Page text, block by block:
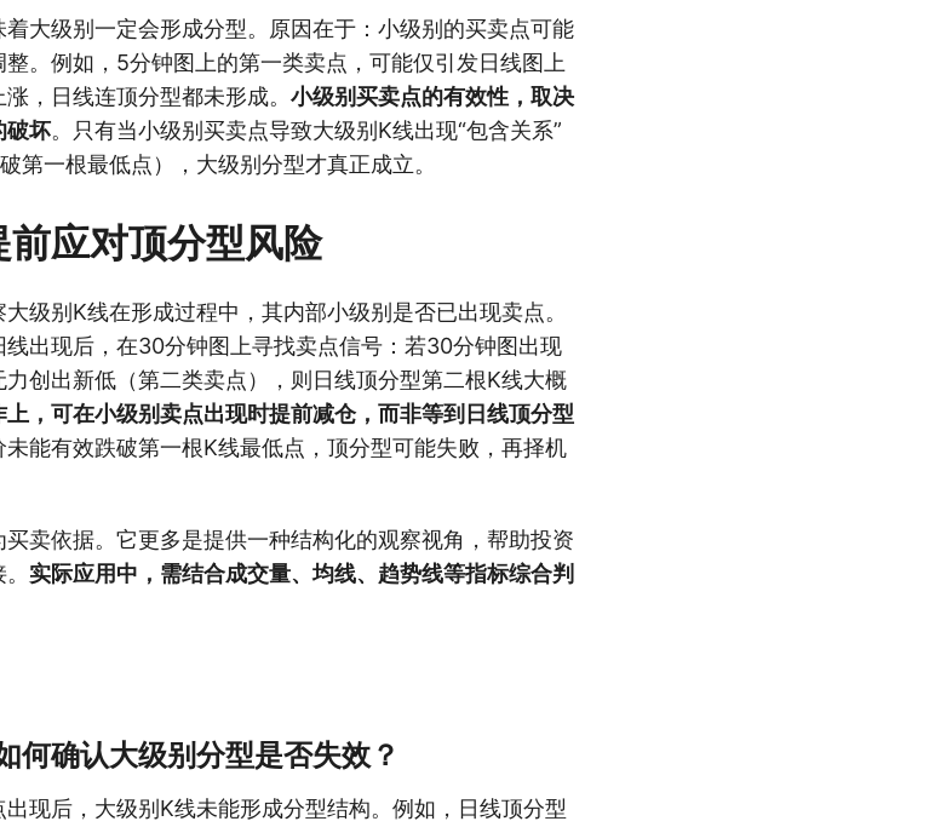
大级别一定会形成分型。原因在于：小级别的买卖点可能
。例如，5分钟图上的第一类卖点，可能仅引发日线图上
，日线连顶分型都未形成。 小级别买卖点的有效性，取决
破坏。只有当小级别买卖点导致大级别K线出现“包含关系”
第一根最低点），大级别分型才真正成立。
应对顶分型风险
级别K线在形成过程中，其内部小级别是否已出现卖点。
出现后，在30分钟图上寻找卖点信号：若30分钟图出现
创出新低（第二类卖点），则日线顶分型第二根K线大概
上，可在小级别卖点出现时提前减仓，而非等到日线顶分型
能有效跌破第一根K线最低点，顶分型可能失败，再择机
卖依据。它更多是提供一种结构化的观察视角，帮助投资
实际应用中，需结合成交量、均线、趋势线等指标综合判
何确认大级别分型是否失效？
现后，大级别K线未能形成分型结构。例如，日线顶分型